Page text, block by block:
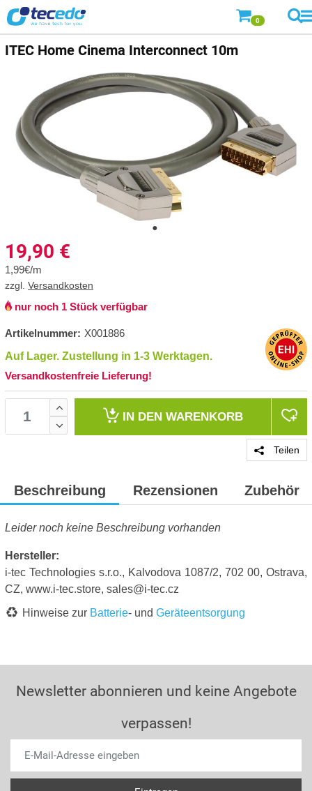
0
ITEC Home Cinema Interconnect 10m
19,90 €
1,99€/m
zzgl. Versandkosten
nur noch 1 Stück verfügbar
Artikelnummer: X001886
Auf Lager. Zustellung in 1-3 Werktagen.
Versandkostenfreie Lieferung!
IN DEN WARENKORB
Teilen
Beschreibung Rezensionen Zubehör
Leider noch keine Beschreibung vorhanden
Hersteller:
i-tec Technologies s.r.o., Kalvodova 1087/2, 702 00, Ostrava,
CZ, www.i-tec.store, sales@i-tec.cz
Hinweise zur Batterie- und Geräteentsorgung
Newsletter abonnieren und keine Angebote
verpassen!